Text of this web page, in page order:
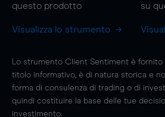
questo prodotto
Visualizza lo strumento
su
Lo strumento Client Sentiment è
titolo informativo, è di natura storica e
forma di consulenza di trading o di
quindi costituire la base delle tue
investimento.